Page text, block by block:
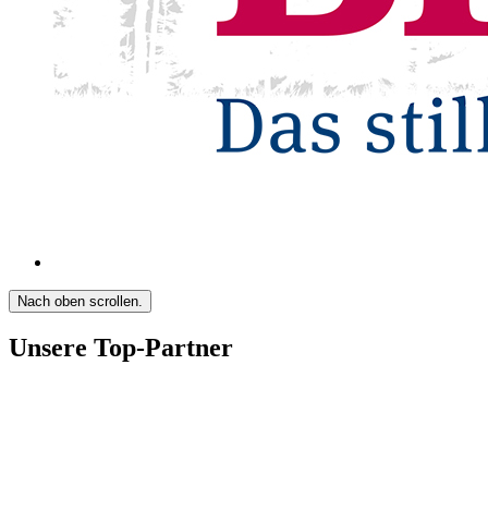
Nach oben scrollen.
Unsere Top-Partner